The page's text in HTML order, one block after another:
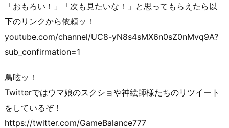
「おもろい！」「次も見たいな！」と思ってもらえたら以
下のリンクから依頼ッ！
youtube.com/channel/UC8-yN8s4sMX6n0sZ0nMvq9A?
sub_confirmation=1
鳥呟ッ！
Twitterではウマ娘のスクショや神絵師様たちのリツイート
をしているぞ！
https://twitter.com/GameBalance777